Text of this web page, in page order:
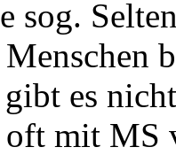
sog.
gibt es
mit MS